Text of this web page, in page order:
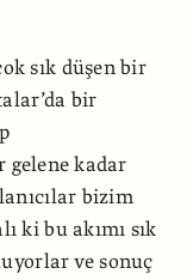
sık düşen bir
bir
gelene kadar
bizim
ki bu akımı sık
ve sonuç